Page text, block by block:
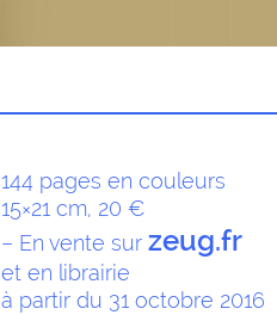
144 pages en couleurs
15×21 cm, 20 €
– En vente sur zeug.fr
et en librairie
à partir du 31 octobre 2016